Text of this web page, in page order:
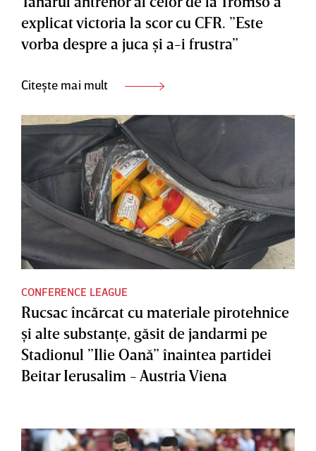
explicat victoria la scor cu CFR. ”Este
vorba despre a juca şi a-i frustra”
Citește mai mult
CONFERENCE LEAGUE
Rucsac încărcat cu materiale pirotehnice
şi alte substanţe, găsit de jandarmi pe
Stadionul ”Ilie Oană” înaintea partidei
Beitar Ierusalim - Austria Viena